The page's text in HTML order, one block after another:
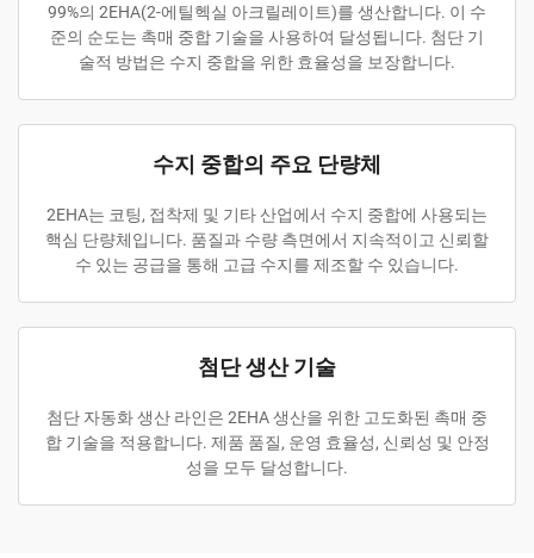
99%의 2EHA(2-에틸헥실 아크릴레이트)를 생산합니다. 이 수
준의 순도는 촉매 중합 기술을 사용하여 달성됩니다. 첨단 기
술적 방법은 수지 중합을 위한 효율성을 보장합니다.
수지 중합의 주요 단량체
2EHA는 코팅, 접착제 및 기타 산업에서 수지 중합에 사용되는
핵심 단량체입니다. 품질과 수량 측면에서 지속적이고 신뢰할
수 있는 공급을 통해 고급 수지를 제조할 수 있습니다.
첨단 생산 기술
첨단 자동화 생산 라인은 2EHA 생산을 위한 고도화된 촉매 중
합 기술을 적용합니다. 제품 품질, 운영 효율성, 신뢰성 및 안정
성을 모두 달성합니다.